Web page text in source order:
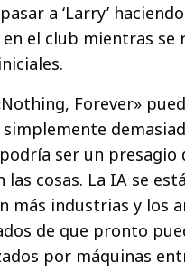
a ‘Larry’
el club mientras se
Forever»
ser un presagio
las cosas. La IA se
más industrias y los
de que pronto
por máquinas